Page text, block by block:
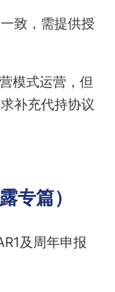
致，需提供授
模式运营，但
补充代持协议
专篇）
及周年申报